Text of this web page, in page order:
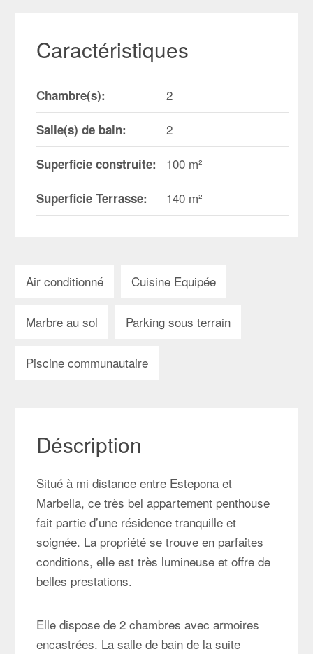
Caractéristiques
Chambre(s): 2
Salle(s) de bain: 2
Superficie construite: 100 m²
Superficie Terrasse: 140 m²
Air conditionné Cuisine Equipée
Marbre au sol Parking sous terrain
Piscine communautaire
Déscription
Situé à mi distance entre Estepona et
Marbella, ce très bel appartement penthouse
fait partie d’une résidence tranquille et
soignée. La propriété se trouve en parfaites
conditions, elle est très lumineuse et offre de
belles prestations.
Elle dispose de 2 chambres avec armoires
encastrées. La salle de bain de la suite